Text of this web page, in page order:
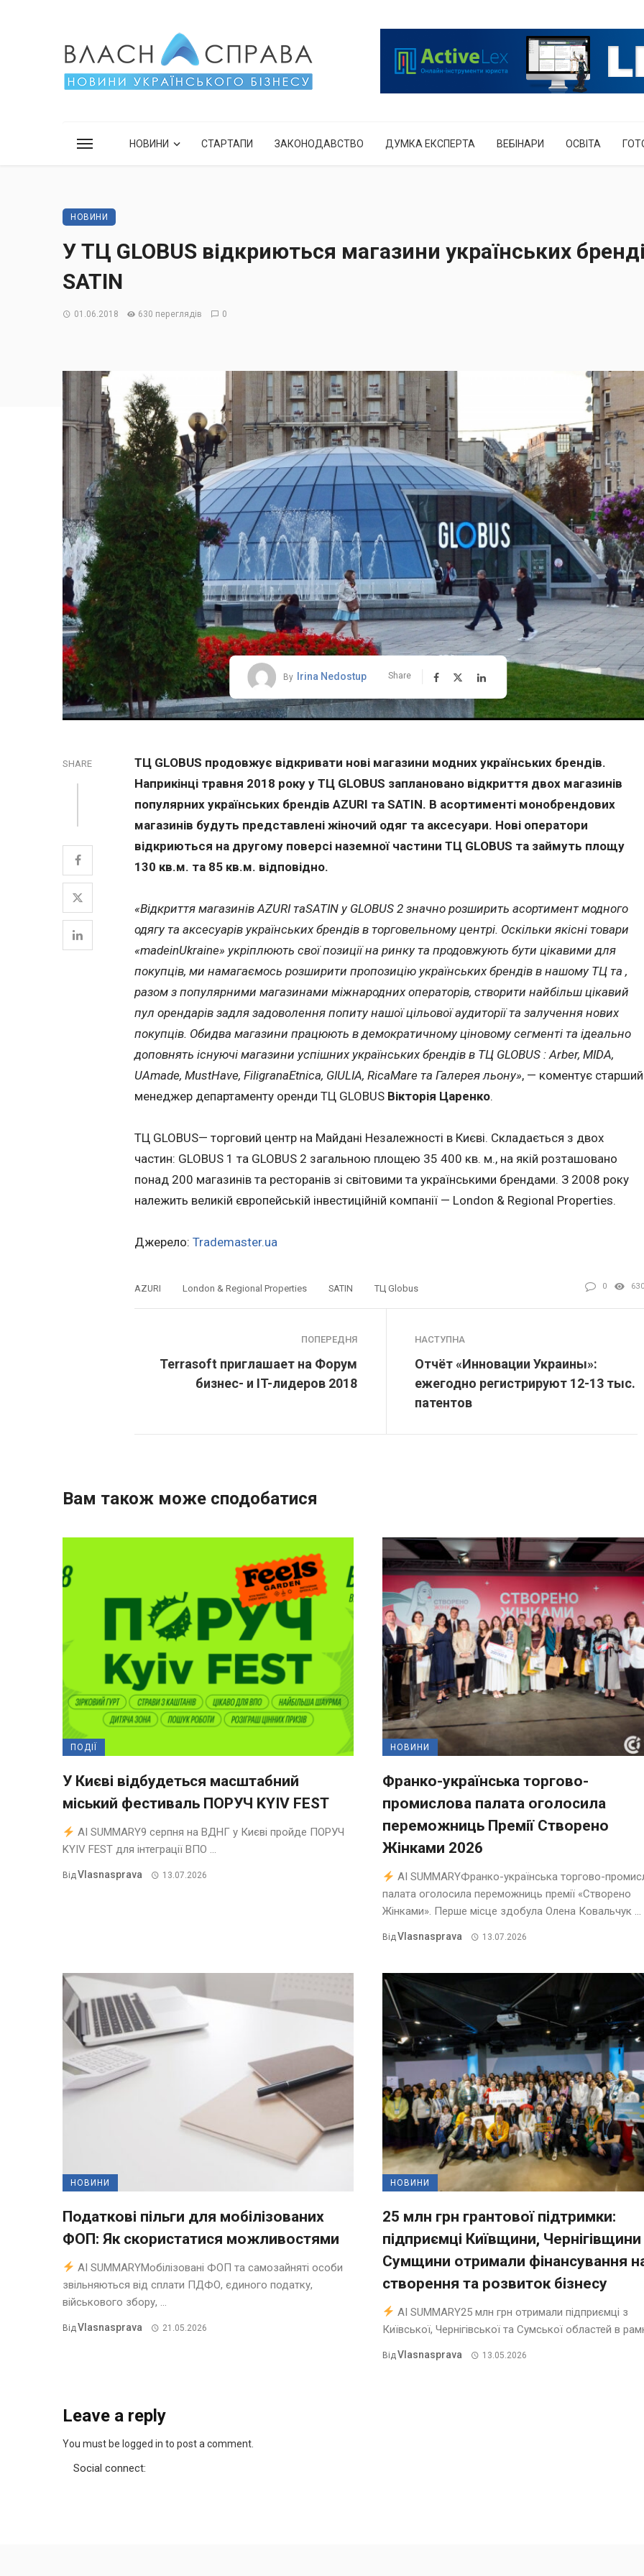
НОВИНИ СТАРТАПИ ЗАКОНОДАВСТВО ДУМКА ЕКСПЕРТА ВЕБІНАРИ ОСВІТА
НОВИНИ
У ТЦ GLOBUS відкриються магазини українських
SATIN
01.06.2018 630 переглядів 0
By Irina Nedostup Share
SHARE
ТЦ GLOBUS продовжує відкривати нові магазини модних українських брендів.
Наприкінці травня 2018 року у ТЦ GLOBUS заплановано відкриття двох магазинів
популярних українських брендів AZURI та SATIN. В асортименті монобрендових
магазинів будуть представлені жіночий одяг та аксесуари. Нові оператори
відкриються на другому поверсі наземної частини ТЦ GLOBUS та займуть площу
130 кв.м. та 85 кв.м. відповідно.
«Відкриття магазинів AZURI таSATIN у GLOBUS 2 значно розширить асортимент модного
одягу та аксесуарів українських брендів в торговельному центрі. Оскільки якісні товари
«madeinUkraine» укріплюють свої позиції на ринку та продовжують бути цікавими для
покупців, ми намагаємось розширити пропозицію українських брендів в нашому ТЦ та ,
разом з популярними магазинами міжнародних операторів, створити найбільш цікавий
пул орендарів задля задоволення попиту нашої цільової аудиторії та залучення нових
покупців. Обидва магазини працюють в демократичному ціновому сегменті та ідеально
доповнять існуючі магазини успішних українських брендів в ТЦ GLOBUS : Arber, MIDA,
UAmade, MustHave, FiligranaEtnica, GIULIA, RicaMare та Галерея льону», — коментує старший
менеджер департаменту оренди ТЦ GLOBUS Вікторія Царенко.
ТЦ GLOBUS— торговий центр на Майдані Незалежності в Києві. Складається з двох
частин: GLOBUS 1 та GLOBUS 2 загальною площею 35 400 кв. м., на якій розташовано
понад 200 магазинів та ресторанів зі світовими та українськими брендами. З 2008 року
належить великій європейській інвестиційній компанії — London & Regional Properties.
Джерело: Trademaster.ua
AZURI London & Regional Properties SATIN ТЦ Globus 0 630
ПОПЕРЕДНЯ
Terrasoft приглашает на Форум
бизнес- и IT-лидеров 2018
НАСТУПНА
Отчёт «Инновации Украины»:
ежегодно регистрируют 12-13 тыс.
патентов
Вам також може сподобатися
ПОДІЇ
У Києві відбудеться масштабний
міський фестиваль ПОРУЧ KYIV FEST
AI SUMMARY9 серпня на ВДНГ у Києві пройде ПОРУЧ
KYIV FEST для інтеграції ВПО ...
ВідVlasnasprava 13.07.2026
НОВИНИ
Франко-українська торгово-
промислова палата оголосила
переможниць Премії Створено
Жінками 2026
AI SUMMARYФранко-українська торгово-
палата оголосила переможниць премії «Створено
Жінками». Перше місце здобула Олена Ковальчук ...
ВідVlasnasprava 13.07.2026
НОВИНИ
Податкові пільги для мобілізованих
ФОП: Як скористатися можливостями
AI SUMMARYМобілізовані ФОП та самозайняті особи
звільняються від сплати ПДФО, єдиного податку,
військового збору, ...
ВідVlasnasprava 21.05.2026
НОВИНИ
25 млн грн грантової підтримки:
підприємці Київщини, Чернігівщини
Сумщини отримали фінансування
створення та розвиток бізнесу
AI SUMMARY25 млн грн отримали підприємці з
Київської, Чернігівської та Сумської областей в
ВідVlasnasprava 13.05.2026
Leave a reply
You must be logged in to post a comment.
Social connect: